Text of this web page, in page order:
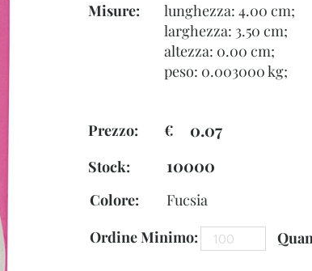
Misure:
lunghezza: 4.00 cm;
larghezza: 3.50 cm;
altezza: 0.00 cm;
peso: 0.003000 kg;
Prezzo: € 0.07
Stock: 10000
Fucsia
Colore:
Ordine Minimo: